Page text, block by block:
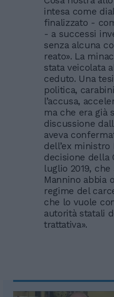
intesa come
finalizzato -
- a successi
senza alcuna
reato». La
stata veicolata
ceduto. Una
politica,
l’accusa,
ma che era già
discussione
aveva
dell’ex
decisione della
luglio 2019,
Mannino abbia
regime del
che lo vuole
autorità statali
trattativa».